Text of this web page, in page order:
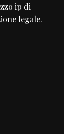
ip di
legale.